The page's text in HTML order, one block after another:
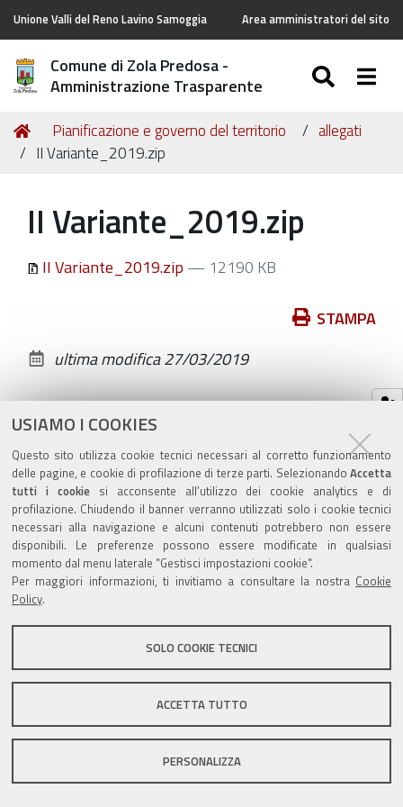
USIAMO I COOKIES
Questo sito utilizza cookie tecnici necessari al corretto funzionamento
delle pagine, e cookie di profilazione di terze parti. Selezionando Accetta
tutti i cookiesi acconsente all’utilizzo dei cookie analytics e di
profilazione. Chiudendo il banner verranno utilizzati solo i cookie tecnici
necessari alla navigazione e alcuni contenuti potrebbero non essere
disponibili. Le preferenze possono essere modificate in qualsiasi
momento dal menu laterale "Gestisci impostazioni cookie".
Per maggiori informazioni, ti invitiamo a consultare la nostra Cookie
Policy.
SOLO COOKIE TECNICI
ACCETTA TUTTO
PERSONALIZZA
Unione Valli del Reno Lavino Samoggia Area amministratori del sito
Comune di Zola Predosa -
Amministrazione Trasparente
Tu
sei
Home
Pianificazione e governo del territorio
allegati
II Variante_2019.zip
II Variante_2019.zip
II Variante_2019.zip — 12190 KB
documento
STAMPA
ultima modifica27/03/2019
Valuta questo sito
Sito istituzionale Comune di Zola Predosa
Privacy policy|DPO|Accessibilità